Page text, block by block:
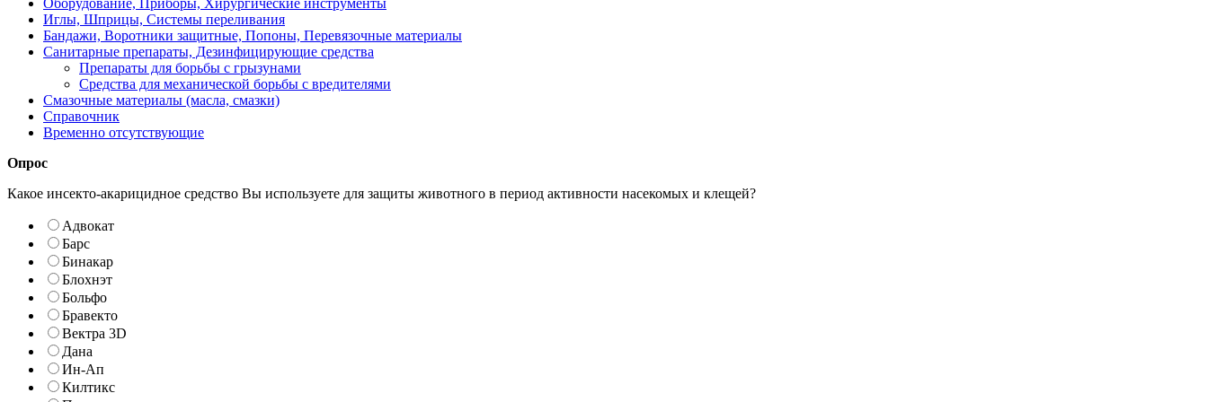
Оборудование, Приборы, Хирургические инструменты
Иглы, Шприцы, Системы переливания
Бандажи, Воротники защитные, Попоны, Перевязочные материалы
Санитарные препараты, Дезинфицирующие средства
Препараты для борьбы с грызунами
Средства для механической борьбы с вредителями
Смазочные материалы (масла, смазки)
Справочник
Временно отсутствующие
Опрос
Какое инсекто-акарицидное средство Вы используете для защиты животного в период активности насекомых и клещей?
Адвокат
Барс
Бинакар
Блохнэт
Больфо
Бравекто
Вектра 3D
Дана
Ин-Ап
Килтикс